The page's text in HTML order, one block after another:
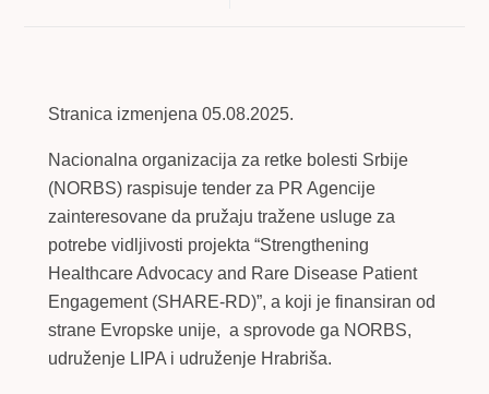
Stranica izmenjena 05.08.2025.
Nacionalna organizacija za retke bolesti Srbije
(NORBS) raspisuje tender za PR Agencije
zainteresovane da pružaju tražene usluge za
potrebe vidljivosti projekta “Strengthening
Healthcare Advocacy and Rare Disease Patient
Engagement (SHARE-RD)”, a koji je finansiran od
strane Evropske unije, a sprovode ga NORBS,
udruženje LIPA i udruženje Hrabriša.